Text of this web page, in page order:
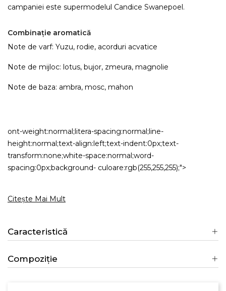
campaniei este supermodelul Candice Swanepoel.
Combinație aromatică
Note de varf: Yuzu, rodie, acorduri acvatice
Note de mijloc: lotus, bujor, zmeura, magnolie
Note de baza: ambra, mosc, mahon
ont-weight:normal;litera-spacing:normal;line-
height:normal;text-align:left;text-indent:0px;text-
transform:none;white-space:normal;word-
spacing:0px;background- culoare:rgb(255,255,255);">
Citește Mai Mult
Caracteristică
Compoziție